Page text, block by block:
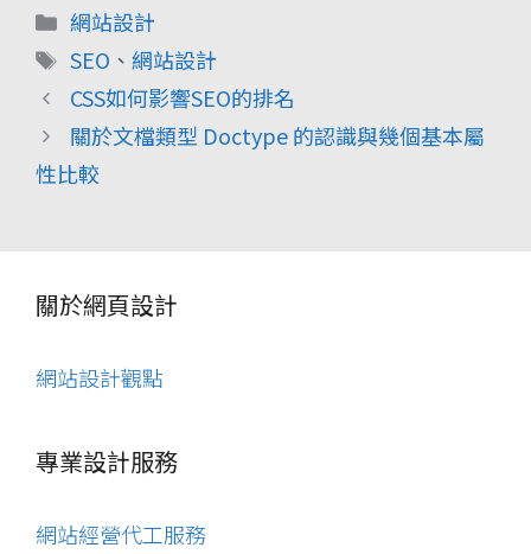
分
類
網站設計
標
籤
SEO 、 網站設計
CSS如何影響SEO的排名
關於文檔類型 Doctype 的認識與幾個基本屬
性比較
關於網頁設計
網站設計觀點
專業設計服務
網站經營代工服務